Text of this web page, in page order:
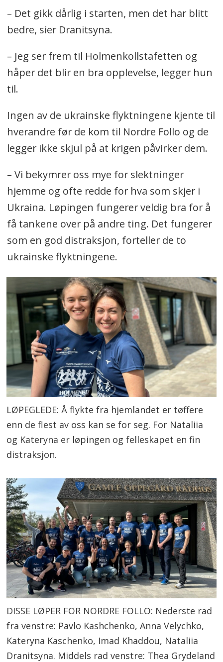
– Det gikk dårlig i starten, men det har blitt
bedre, sier Dranitsyna.
– Jeg ser frem til Holmenkollstafetten og
håper det blir en bra opplevelse, legger hun
til.
Ingen av de ukrainske flyktningene kjente til
hverandre før de kom til Nordre Follo og de
legger ikke skjul på at krigen påvirker dem.
– Vi bekymrer oss mye for slektninger
hjemme og ofte redde for hva som skjer i
Ukraina. Løpingen fungerer veldig bra for å
få tankene over på andre ting. Det fungerer
som en god distraksjon, forteller de to
ukrainske flyktningene.
LØPEGLEDE: Å flykte fra hjemlandet er tøffere
enn de flest av oss kan se for seg. For Nataliia
og Kateryna er løpingen og felleskapet en fin
distraksjon.
DISSE LØPER FOR NORDRE FOLLO: Nederste rad
fra venstre: Pavlo Kashchenko, Anna Velychko,
Kateryna Kaschenko, Imad Khaddou, Nataliia
Dranitsyna. Middels rad venstre: Thea Grydeland